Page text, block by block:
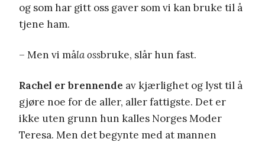
og som har gitt oss gaver som vi kan bruke til å
tjene ham.
– Men vi måla ossbruke, slår hun fast.
Rachel er brennende av kjærlighet og lyst til å
gjøre noe for de aller, aller fattigste. Det er
ikke uten grunn hun kalles Norges Moder
Teresa. Men det begynte med at mannen